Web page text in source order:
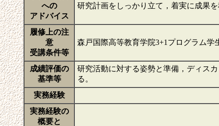
への
アドバイス
研究計画をしっかり立て，着実に成果
履修上の注
意
受講条件等
森戸国際高等教育学院3+1プログラム
成績評価の
基準等
研究活動に対する姿勢と準備，ディス
る。
実務経験
実務経験の
概要と